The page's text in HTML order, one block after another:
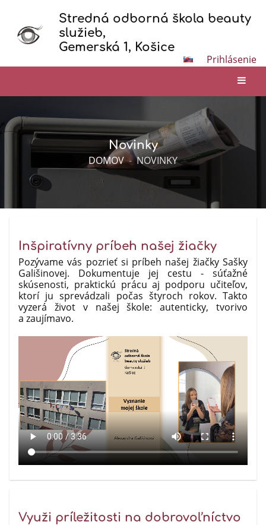
Stredná odborná škola beauty
služieb,
Gemerská 1, Košice
Prihlásenie
Novinky
DOMOV - NOVINKY
Inšpiratívny príbeh našej žiačky
Pozývame vás pozrieť si príbeh našej žiačky Sašky
Gališinovej. Dokumentuje jej cestu - súťažné
skúsenosti, praktickú prácu aj podporu učiteľov,
ktorí ju sprevádzali počas štyroch rokov. Takto
vyzerá život v našej škole: autenticky, tvorivo
a zaujímavo.
Využi príležitosti na dobrovoľníctvo